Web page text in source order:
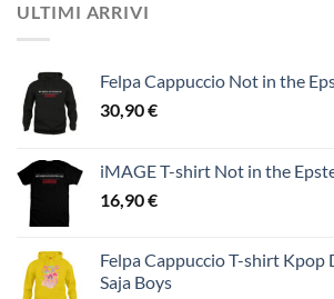
ULTIMI ARRIVI
Felpa Cappuccio Not in the
30,90€
iMAGE T-shirt Not in the
16,90€
Felpa Cappuccio T-shirt Kpop
Saja Boys